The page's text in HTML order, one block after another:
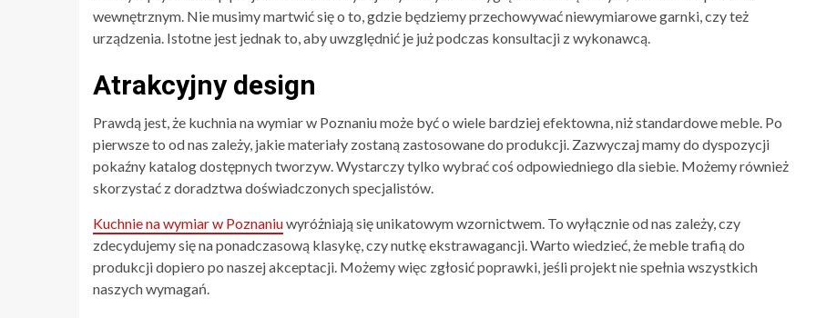
wewnętrznym. Nie musimy martwić się o to, gdzie będziemy przechowywać niewymiarowe garnki, czy też
urządzenia. Istotne jest jednak to, aby uwzględnić je już podczas konsultacji z wykonawcą.
Atrakcyjny design
Prawdą jest, że kuchnia na wymiar w Poznaniu może być o wiele bardziej efektowna, niż standardowe meble. Po
pierwsze to od nas zależy, jakie materiały zostaną zastosowane do produkcji. Zazwyczaj mamy do dyspozycji
pokaźny katalog dostępnych tworzyw. Wystarczy tylko wybrać coś odpowiedniego dla siebie. Możemy również
skorzystać z doradztwa doświadczonych specjalistów.
Kuchnie na wymiar w Poznaniuwyróżniają się unikatowym wzornictwem. To wyłącznie od nas zależy, czy
zdecydujemy się na ponadczasową klasykę, czy nutkę ekstrawagancji. Warto wiedzieć, że meble trafią do
produkcji dopiero po naszej akceptacji. Możemy więc zgłosić poprawki, jeśli projekt nie spełnia wszystkich
naszych wymagań.